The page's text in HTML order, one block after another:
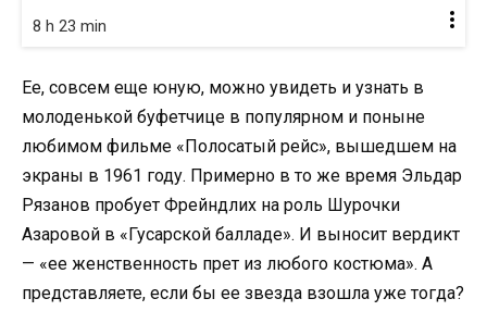
8 h 23 min
Ее, совсем еще юную, можно увидеть и узнать в
молоденькой буфетчице в популярном и поныне
любимом фильме «Полосатый рейс», вышедшем на
экраны в 1961 году. Примерно в то же время Эльдар
Рязанов пробует Фрейндлих на роль Шурочки
Азаровой в «Гусарской балладе». И выносит вердикт
— «ее женственность прет из любого костюма». А
представляете, если бы ее звезда взошла уже тогда?